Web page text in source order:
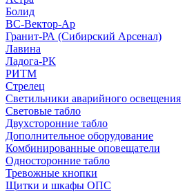
Болид
ВС-Вектор-Ар
Гранит-РА (Сибирский Арсенал)
Лавина
Ладога-РК
РИТМ
Стрелец
Светильники аварийного освещения
Световые табло
Двухсторонние табло
Дополнительное оборудование
Комбинированные оповещатели
Односторонние табло
Тревожные кнопки
Щитки и шкафы ОПС